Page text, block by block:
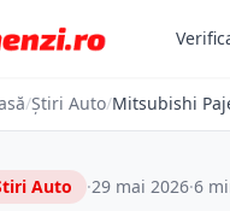
/Știri Auto/Mitsubishi
Auto ·29 mai 2026·6